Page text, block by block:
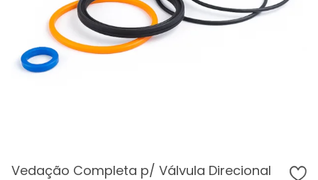
Vedação Completa p/ Válvula Direcional